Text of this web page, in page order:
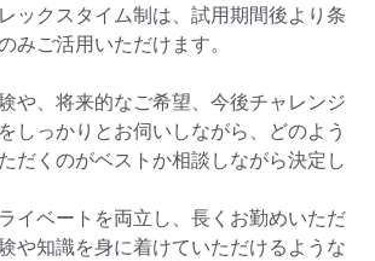
ックスタイム制は、試用期間後より条
みご活用いただけます。
や、将来的なご希望、今後チャレンジ
しっかりとお伺いしながら、どのよう
だくのがベストか相談しながら決定し
イベートを両立し、長くお勤めいただ
や知識を身に着けていただけるような